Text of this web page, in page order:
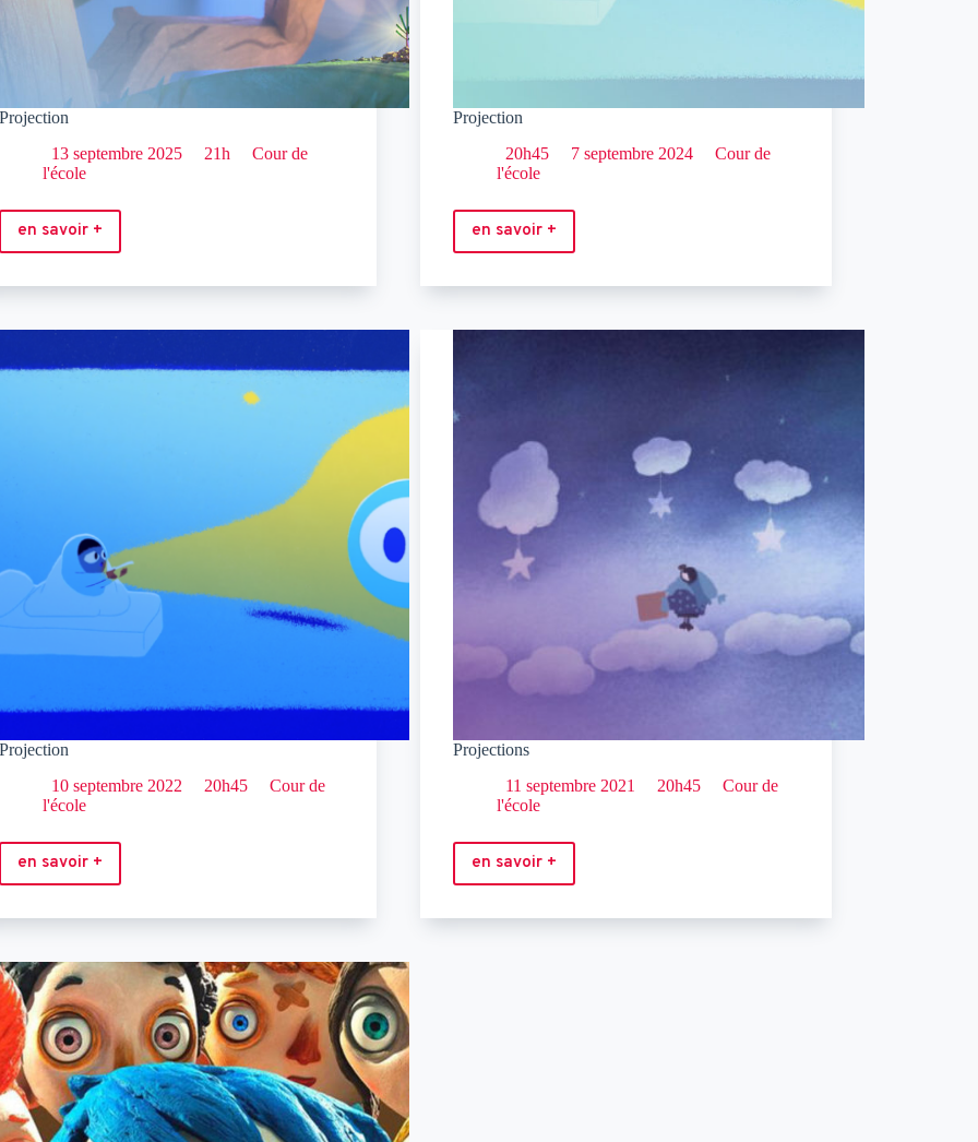
Projection
13 septembre 2025
21h
Cour de
l'école
en savoir +
Projection
Projection
20h45
7 septembre 2024
Cour de
l'école
en savoir +
Projection
Projection
10 septembre 2022
20h45
Cour de
l'école
en savoir +
Projection
Projections
11 septembre 2021
20h45
Cour de
l'école
en savoir +
Projections